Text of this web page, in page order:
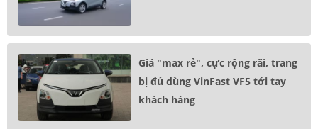
Giá "max rẻ", cực rộng rãi, trang
bị đủ dùng VinFast VF5 tới tay
khách hàng